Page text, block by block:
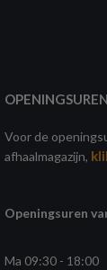
Voor de
afhaalmagazijn,
Openingsuren
Ma 09:30 - 18:00